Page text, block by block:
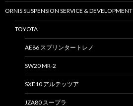
ORNIS SUSPENSION SERVICE & DEVELOPMENT
TOYOTA
AE86 スプリンタートレノ
SW20 MR-2
SXE10 アルテッツア
JZA80 スープラ